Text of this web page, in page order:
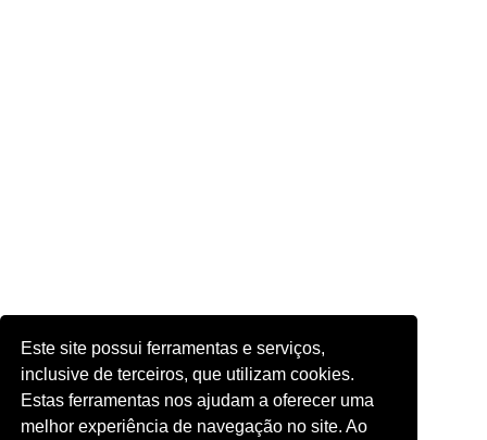
Este site possui ferramentas e serviços,
inclusive de terceiros, que utilizam cookies.
Estas ferramentas nos ajudam a oferecer uma
melhor experiência de navegação no site. Ao